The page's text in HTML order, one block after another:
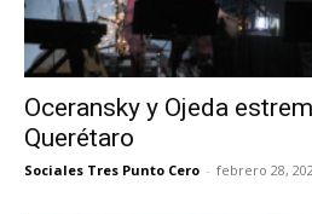
Oceransky y Ojeda
Querétaro
Sociales Tres Punto Cero - febrero 28,